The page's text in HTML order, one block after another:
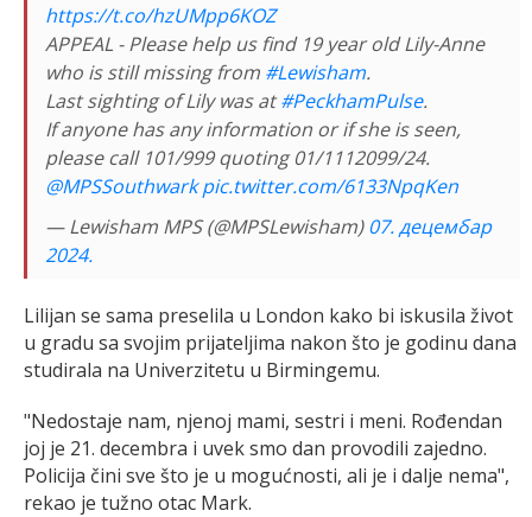
https://t.co/hzUMpp6KOZ
APPEAL - Please help us find 19 year old Lily-Anne
who is still missing from #Lewisham.
Last sighting of Lily was at#PeckhamPulse.
If anyone has any information or if she is seen,
please call 101/999 quoting 01/1112099/24.
@MPSSouthwark pic.twitter.com/6133NpqKen
— Lewisham MPS (@MPSLewisham)07. децембар
2024.
Lilijan se sama preselila u London kako bi iskusila život
u gradu sa svojim prijateljima nakon što je godinu dana
studirala na Univerzitetu u Birmingemu.
"Nedostaje nam, njenoj mami, sestri i meni. Rođendan
joj je 21. decembra i uvek smo dan provodili zajedno.
Policija čini sve što je u mogućnosti, ali je i dalje nema",
rekao je tužno otac Mark.